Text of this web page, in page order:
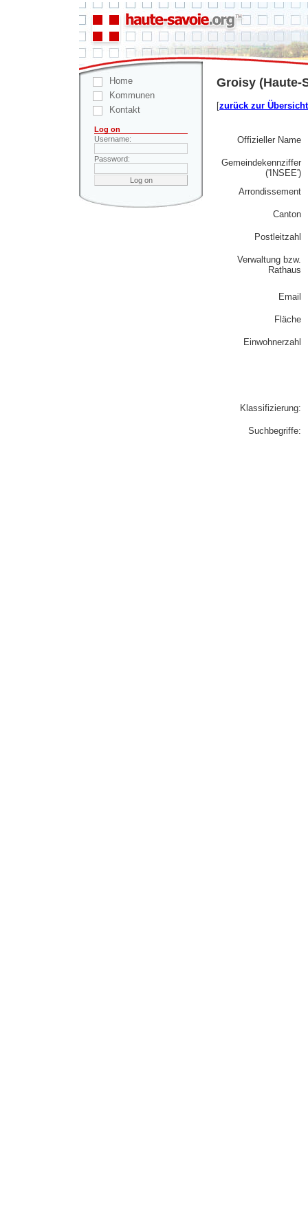
Home
Kommunen
Kontakt
Log on
Username:
Password:
Groisy (Haute-
[zurück zur Übersicht
Offizieller Name
Gemeindekennziffer
('INSEE')
Arrondissement
Canton
Postleitzahl
Verwaltung bzw.
Rathaus
Email
Fläche
Einwohnerzahl
Klassifizierung:
Suchbegriffe: